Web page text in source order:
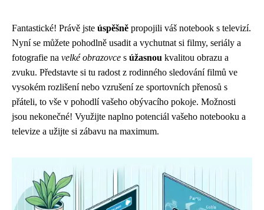
Fantastické! Právě jste úspěšně propojili váš notebook s televizí.
Nyní se můžete pohodlně usadit a vychutnat si filmy, seriály a
fotografie na velké obrazovce s úžasnou kvalitou obrazu a
zvuku. Představte si tu radost z rodinného sledování filmů ve
vysokém rozlišení nebo vzrušení ze sportovních přenosů s
přáteli, to vše v pohodlí vašeho obývacího pokoje. Možnosti
jsou nekonečné! Využijte naplno potenciál vašeho notebooku a
televize a užijte si zábavu na maximum.